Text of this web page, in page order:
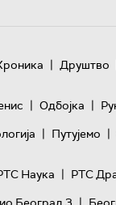
| Друштво
| Одбојка |
| Путујемо |
Наука | РТС